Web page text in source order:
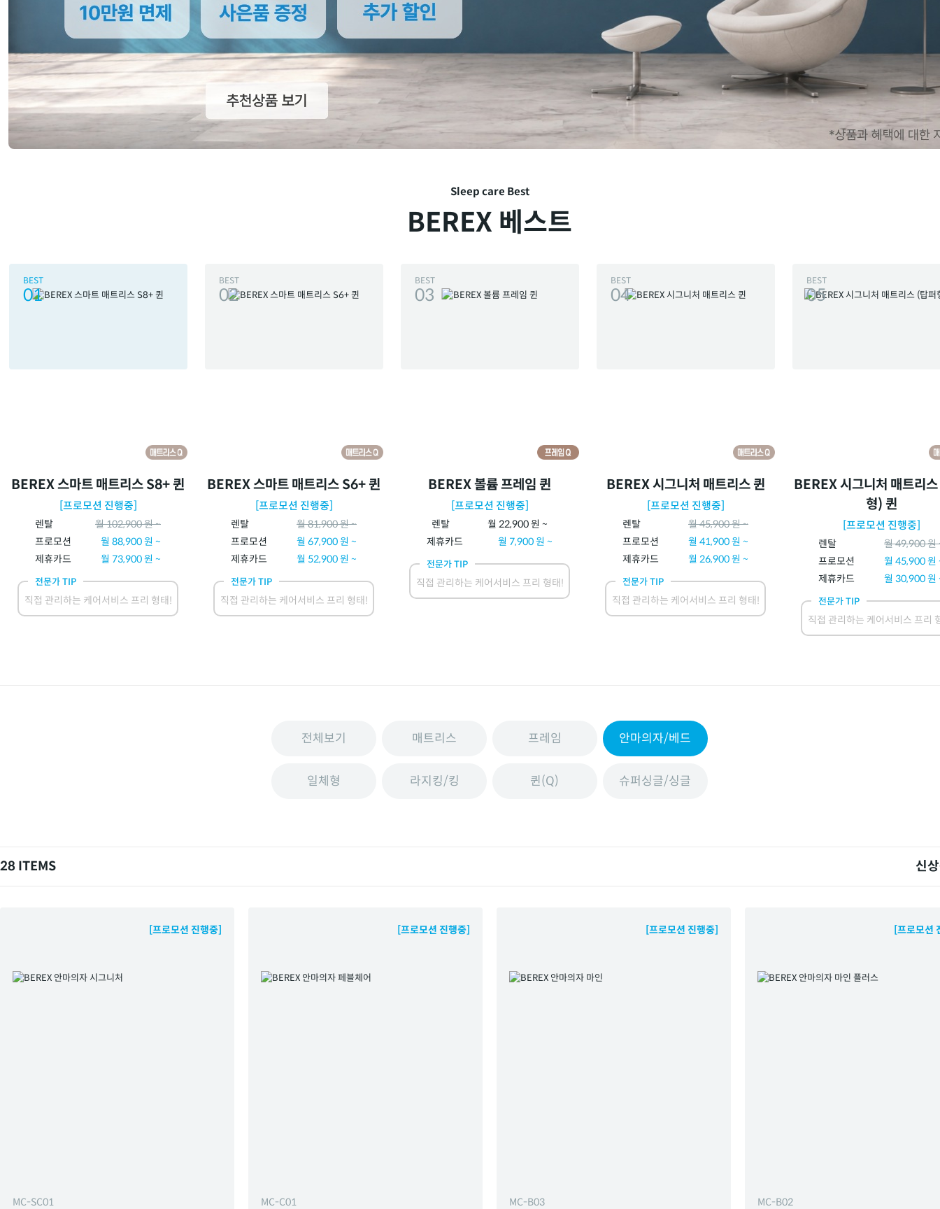
Sleep care Best
BEREX 베스트
BEST
01
BEREX 스마트 매트리스 S8+ 퀸
[프로모션 진행중]
렌탈 월102,900원 ~
프로모션
월 88,900원 ~
제휴카드
월 73,900원 ~
전문가 TIP
직접 관리하는 케어서비스 프리 형태!
BEST
02
BEREX 스마트 매트리스 S6+ 퀸
[프로모션 진행중]
렌탈 월81,900원 ~
프로모션
월 67,900원 ~
제휴카드
월 52,900원 ~
전문가 TIP
직접 관리하는 케어서비스 프리 형태!
BEST
03
BEREX 볼륨 프레임 퀸
[프로모션 진행중]
렌탈 월 22,900원 ~
제휴카드
월 7,900원 ~
전문가 TIP
직접 관리하는 케어서비스 프리 형태!
BEST
04
BEREX 시그니처 매트리스 퀸
[프로모션 진행중]
렌탈 월45,900원 ~
프로모션
월 41,900원 ~
제휴카드
월 26,900원 ~
전문가 TIP
직접 관리하는 케어서비스 프리 형태!
BEST
05
BEREX 시그니처 매트리
형) 퀸
[프로모션 진행중]
렌탈 월49,900원
프로모션
월 45,900원
제휴카드
월 30,900원
전문가 TIP
직접 관리하는 케어서비스 프리
전체보기 매트리스 프레임 안마의자/베드
일체형 라지킹/킹 퀸(Q) 슈퍼싱글/싱글
28 ITEMS 신
[프로모션 진행중]
MC-SC01
[프로모션 진행중]
MC-C01
[프로모션 진행중]
MC-B03
[프로모션
MC-B02